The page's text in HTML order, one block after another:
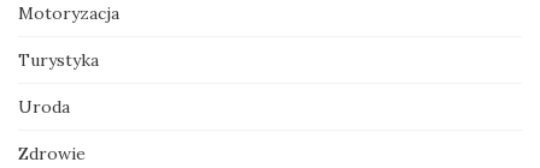
Motoryzacja
Turystyka
Uroda
Zdrowie